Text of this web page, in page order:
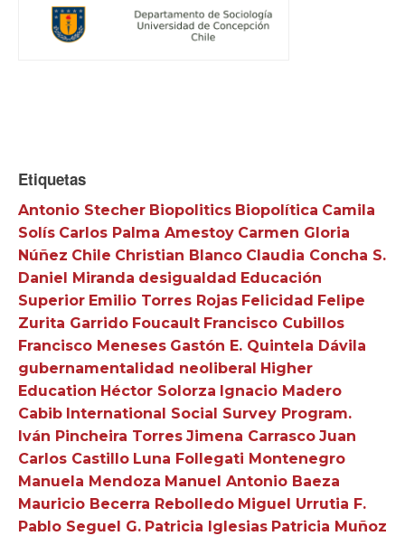
Etiquetas
Antonio Stecher Biopolitics Biopolítica Camila
Solís Carlos Palma Amestoy Carmen Gloria
Núñez Chile Christian Blanco Claudia Concha S.
Daniel Miranda desigualdad Educación
Superior Emilio Torres Rojas Felicidad Felipe
Zurita Garrido Foucault Francisco Cubillos
Francisco Meneses Gastón E. Quintela Dávila
gubernamentalidad neoliberal Higher
Education Héctor Solorza Ignacio Madero
Cabib International Social Survey Program.
Iván Pincheira Torres Jimena Carrasco Juan
Carlos Castillo Luna Follegati Montenegro
Manuela Mendoza Manuel Antonio Baeza
Mauricio Becerra Rebolledo Miguel Urrutia F.
Pablo Seguel G. Patricia Iglesias Patricia Muñoz